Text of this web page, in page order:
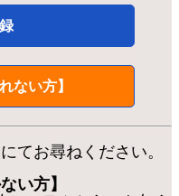
ない方】
てお尋ねください。
い方】